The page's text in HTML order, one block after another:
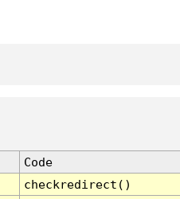
Code
checkredirect()